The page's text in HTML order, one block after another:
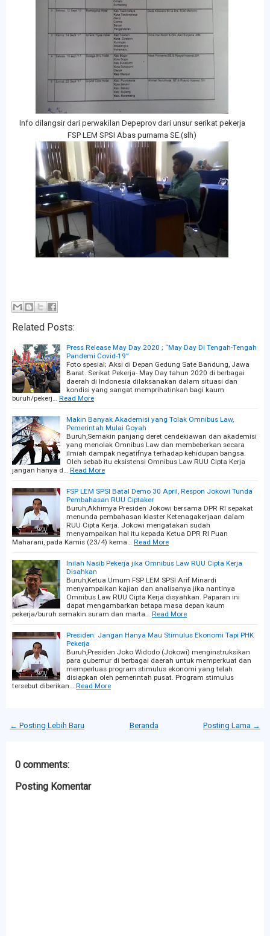
Info dilangsir dari perwakilan Depeprov dari unsur serikat pekerja
FSP LEM SPSI Abas purnama SE.(slh)
Related Posts:
Press Release May Day 2020 ; “May Day Di Tengah-Tengah
Pandemi Covid-19”
Foto spesial; Aksi di Depan Gedung Sate Bandung, Jawa
Barat. Serikat Pekerja- May Day tahun 2020 di berbagai
daerah di Indonesia dilaksanakan dalam situasi dan
kondisi yang sangat memprihatinkan bagi kaum
buruh/pekerj… Read More
Makin Banyak Akademisi yang Tolak Omnibus Law,
Pemerintah Mulai Goyah
Buruh,Semakin panjang deret cendekiawan dan akademisi
yang menolak Omnibus Law dan membeberkan secara
ilmiah dampak negatifnya terhadap kehidupan bangsa.
Oleh sebab itu eksistensi Omnibus Law RUU Cipta Kerja
jangan hanya d… Read More
FSP LEM SPSI Batal Demo 30 April, Respon Jokowi Tunda
Pembahasan RUU Ciptaker
Buruh,Akhirnya Presiden Jokowi bersama DPR RI sepakat
menunda pembahasan klaster Ketenagakerjaan dalam
RUU Cipta Kerja. Jokowi mengatakan sudah
menyampaikan hal itu kepada Ketua DPR RI Puan
Maharani, pada Kamis (23/4) kema… Read More
Inilah Nasib Pekerja jika Omnibus Law RUU Cipta Kerja
Disahkan
Buruh,Ketua Umum FSP LEM SPSI Arif Minardi
menyampaikan kajian dan analisanya jika nantinya
Omnibus Law RUU Cipta Kerja disyahkan. Paparan ini
dapat mengambarkan betapa masa depan kaum
pekerja/buruh semakin suram dan marta… Read More
Presiden: Jangan Hanya Mau Stimulus Ekonomi Tapi PHK
Pekerja
Buruh,Presiden Joko Widodo (Jokowi) menginstruksikan
para gubernur di berbagai daerah untuk memperkuat dan
memperluas program stimulus ekonomi yang telah
disiapkan oleh pemerintah pusat. Program stimulus
tersebut diberikan… Read More
← Posting Lebih Baru Posting Lama →
Beranda
0 comments:
Posting Komentar